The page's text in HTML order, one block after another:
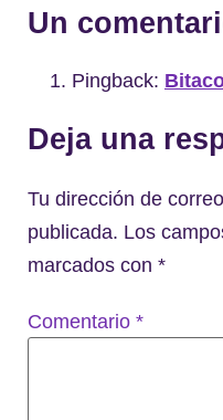
Un
Pingback:
Deja una
Tu dirección de
publicada. Los
marcados con *
Comentario *